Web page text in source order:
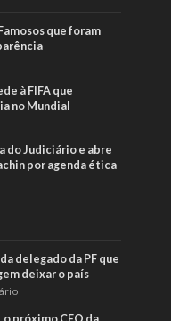
que foram
à FIFA que
no Mundial
do Judiciário e abre
por agenda ética
delegado da PF que
deixar o país